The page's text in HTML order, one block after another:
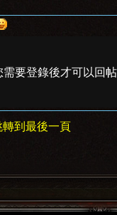
需要登錄後才可以回帖
到最後一頁